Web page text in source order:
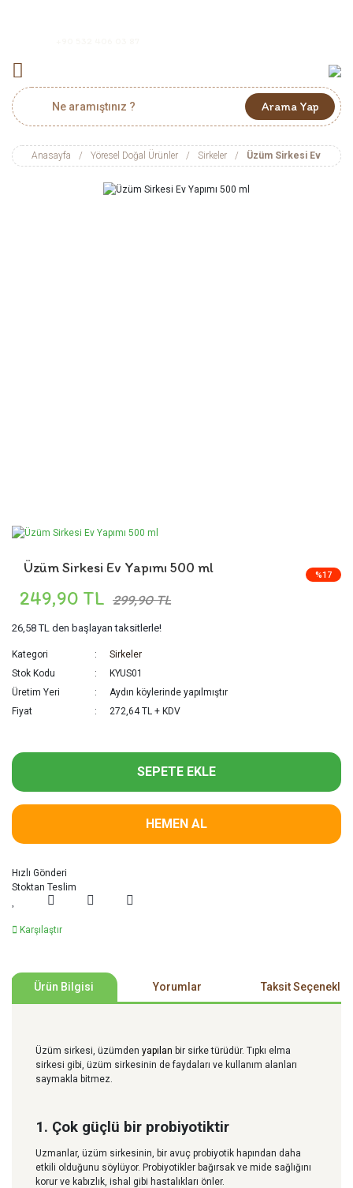
Arama Yap
Anasayfa Yöresel Doğal Ürünler Sirkeler Üzüm Sirkesi Ev
Üzüm Sirkesi Ev Yapımı 500 ml %17
249,90 TL 299,90 TL
26,58 TL den başlayan taksitlerle!
Kategori
Sirkeler
Stok Kodu
KYUS01
Üretim Yeri
Aydın köylerinde yapılmıştır
Fiyat
272,64 TL + KDV
SEPETE EKLE
HEMEN AL
Hızlı Gönderi
Stoktan Teslim
Karşılaştır
Ürün Bilgisi Yorumlar Taksit
Üzüm sirkesi, üzümden yapılan bir sirke türüdür. Tıpkı elma
sirkesi gibi, üzüm sirkesinin de faydaları ve kullanım alanları
saymakla bitmez.
1. Çok güçlü bir probiyotiktir
Uzmanlar, üzüm sirkesinin, bir avuç probiyotik hapından daha
etkili olduğunu söylüyor. Probiyotikler bağırsak ve mide sağlığını
korur ve kabızlık, ishal gibi hastalıkları önler.